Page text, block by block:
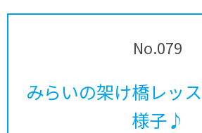
No.079
みらいの架け橋レッ
様子♪